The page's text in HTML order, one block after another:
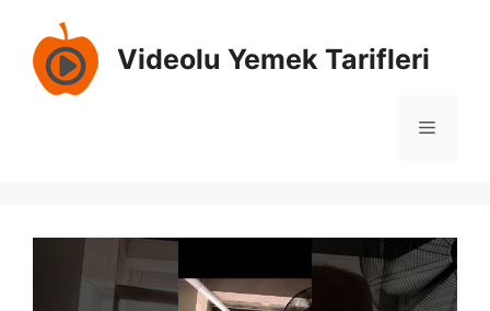
Videolu Yemek Tarifleri
Menü